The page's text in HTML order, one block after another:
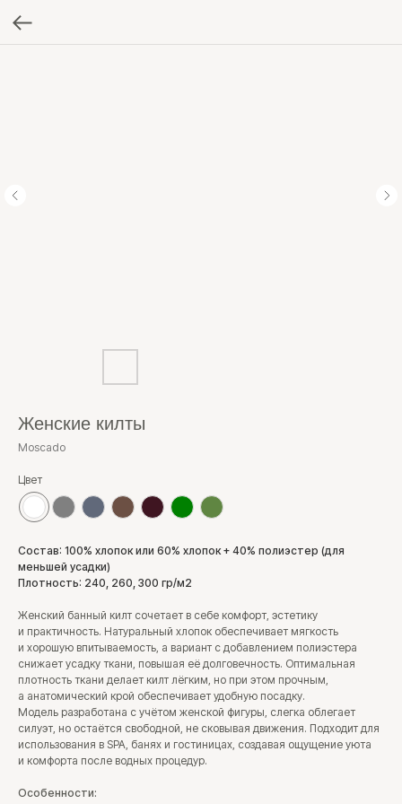
Женские килты
Moscado
Цвет
Состав: 100% хлопок или 60% хлопок + 40% полиэстер (для
меньшей усадки)
Плотность: 240, 260, 300 гр/м2
Женский банный килт сочетает в себе комфорт, эстетику
и практичность. Натуральный хлопок обеспечивает мягкость
и хорошую впитываемость, а вариант с добавлением полиэстера
снижает усадку ткани, повышая её долговечность. Оптимальная
плотность ткани делает килт лёгким, но при этом прочным,
а анатомический крой обеспечивает удобную посадку.
Модель разработана с учётом женской фигуры, слегка облегает
силуэт, но остаётся свободной, не сковывая движения. Подходит для
использования в SPA, банях и гостиницах, создавая ощущение уюта
и комфорта после водных процедур.
Особенности: